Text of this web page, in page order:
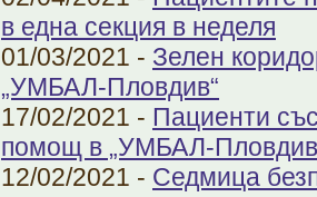
в една секция в неделя
01/03/2021 - Зелен
„УМБАЛ-Пловдив“
17/02/2021 - Пациенти
помощ в „УМБАЛ-
12/02/2021 - Седмица